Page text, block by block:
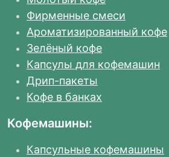
Фирменные смеси
Ароматизированный кофе
Зелёный кофе
Капсулы для кофемашин
Дрип-пакеты
Кофе в банках
Кофемашины:
Капсульные кофемашины